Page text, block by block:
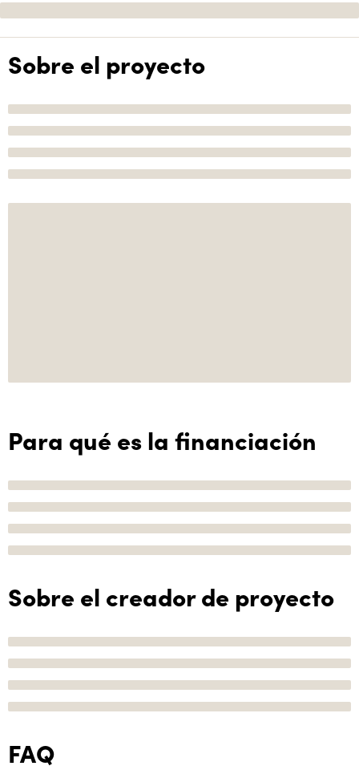
Sobre el proyecto
Para qué es la financiación
Sobre el creador de proyecto
FAQ